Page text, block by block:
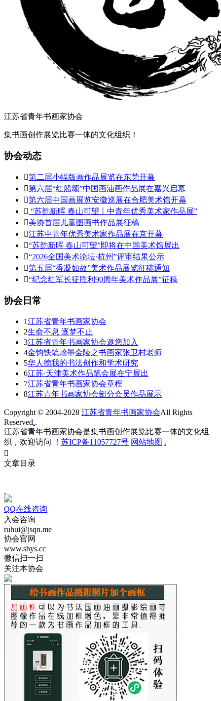
江苏省青年书画家协会
集书画创作展览比赛一体的文化组织！
协会动态
第二届小幅版画作品展览在东莞开幕
第六届“红船颂”中国画油画作品展在嘉兴启幕
第六届中国画展览安徽巡展在合肥美术馆开幕
 “苏韵新晖 春山可望丨中青年优秀美术家作品展”
美协首届儿童图画书作品展征稿
江苏中青年优秀美术家作品展在京开幕
“苏韵新晖 春山可望”即将在中国美术馆展出
“2026全国美术论坛·杭州”评审结果公示
第五届“香凝如故”美术作品展览征稿通知
“纪念红军长征胜利90周年美术作品展”征稿
协会日常
1江苏省青年书画家协会
2生命不息 逐梦不止
3江苏省青年书画家协会邀您加入
4金钩铁笔翰墨金陵之书画家张卫村老师
5华人德我的书法创作和学术研究
6江苏·天津美术作品笔会展在宁展出
7江苏省青年书画家协会章程
8江苏青年书画家协会部分会员作品展示
Copyright © 2004-2028 江苏省青年书画家协会All Rights
Reserved..
江苏省青年书画家协会是集书画创作展览比赛一体的文化组
织，欢迎访问 ！ 苏ICP备11057727号 网站地图 .

文章目录
QQ在线咨询
入会咨询
ruhui@jsqn.me
协会官网
www.shys.cc
微信扫一扫
关注本协会